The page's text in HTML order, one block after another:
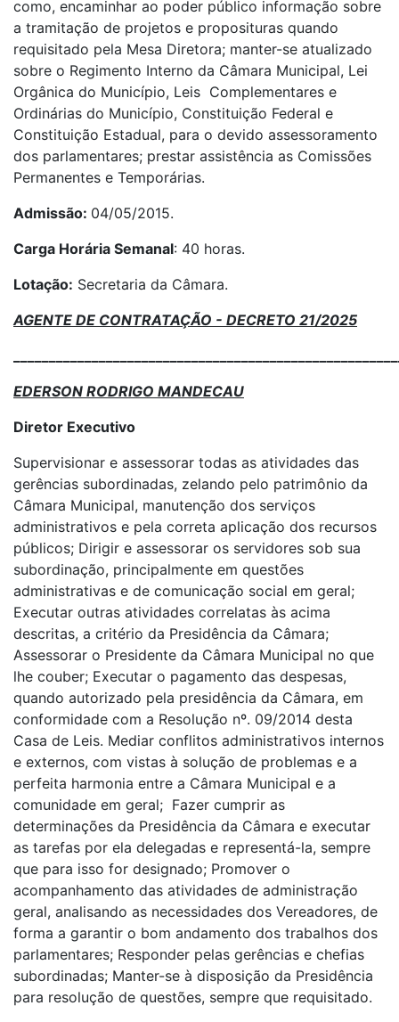
como, encaminhar ao poder público informação sobre
a tramitação de projetos e proposituras quando
requisitado pela Mesa Diretora; manter-se atualizado
sobre o Regimento Interno da Câmara Municipal, Lei
Orgânica do Município, Leis Complementares e
Ordinárias do Município, Constituição Federal e
Constituição Estadual, para o devido assessoramento
dos parlamentares; prestar assistência as Comissões
Permanentes e Temporárias.
Admissão: 04/05/2015.
Carga Horária Semanal: 40 horas.
Lotação: Secretaria da Câmara.
AGENTE DE CONTRATAÇÃO - DECRETO 21/2025
EDERSON RODRIGO MANDECAU
Diretor Executivo
Supervisionar e assessorar todas as atividades das
gerências subordinadas, zelando pelo patrimônio da
Câmara Municipal, manutenção dos serviços
administrativos e pela correta aplicação dos recursos
públicos; Dirigir e assessorar os servidores sob sua
subordinação, principalmente em questões
administrativas e de comunicação social em geral;
Executar outras atividades correlatas às acima
descritas, a critério da Presidência da Câmara;
Assessorar o Presidente da Câmara Municipal no que
lhe couber; Executar o pagamento das despesas,
quando autorizado pela presidência da Câmara, em
conformidade com a Resolução nº. 09/2014 desta
Casa de Leis. Mediar conflitos administrativos internos
e externos, com vistas à solução de problemas e a
perfeita harmonia entre a Câmara Municipal e a
comunidade em geral; Fazer cumprir as
determinações da Presidência da Câmara e executar
as tarefas por ela delegadas e representá-la, sempre
que para isso for designado; Promover o
acompanhamento das atividades de administração
geral, analisando as necessidades dos Vereadores, de
forma a garantir o bom andamento dos trabalhos dos
parlamentares; Responder pelas gerências e chefias
subordinadas; Manter-se à disposição da Presidência
para resolução de questões, sempre que requisitado.